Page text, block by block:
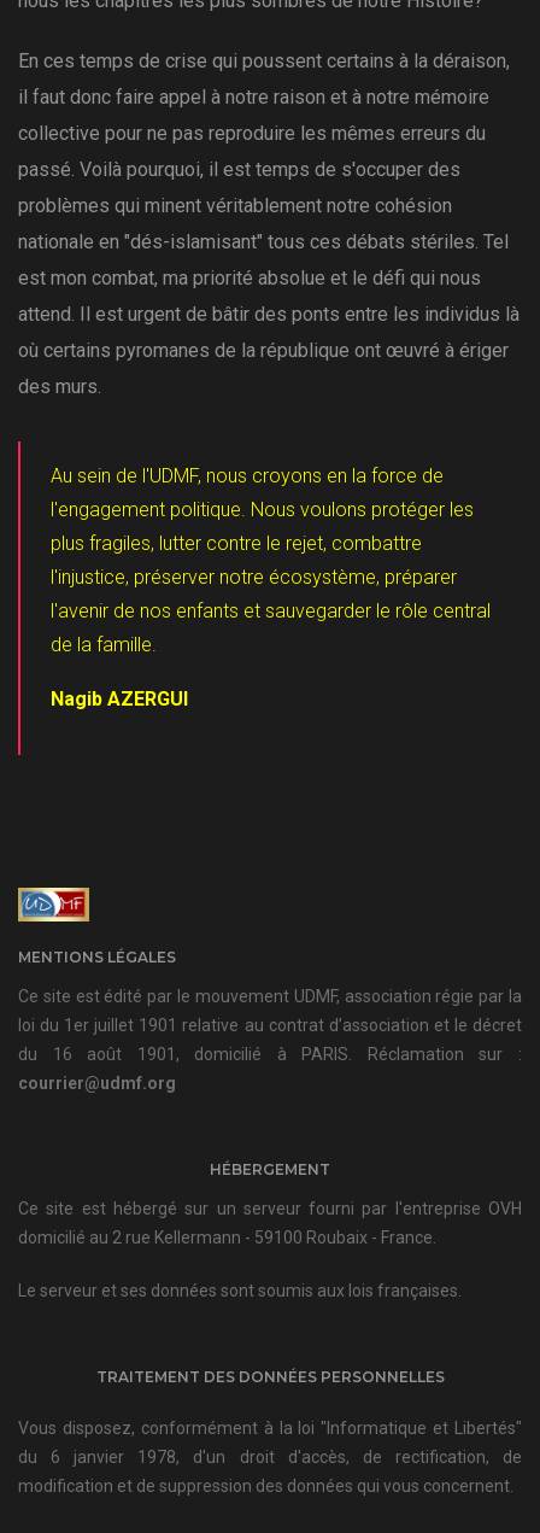
En ces temps de crise qui poussent certains à la déraison,
il faut donc faire appel à notre raison et à notre mémoire
collective pour ne pas reproduire les mêmes erreurs du
passé. Voilà pourquoi, il est temps de s'occuper des
problèmes qui minent véritablement notre cohésion
nationale en "dés-islamisant" tous ces débats stériles. Tel
est mon combat, ma priorité absolue et le défi qui nous
attend. Il est urgent de bâtir des ponts entre les individus là
où certains pyromanes de la république ont œuvré à ériger
des murs.
Au sein de l'UDMF, nous croyons en la force de
l'engagement politique. Nous voulons protéger les
plus fragiles, lutter contre le rejet, combattre
l'injustice, préserver notre écosystème, préparer
l'avenir de nos enfants et sauvegarder le rôle central
de la famille.
Nagib AZERGUI
MENTIONS LÉGALES
Ce site est édité par le mouvement UDMF, association régie par la
loi du 1er juillet 1901 relative au contrat d’association et le décret
du 16 août 1901, domicilié à PARIS. Réclamation sur :
courrier@udmf.org
HÉBERGEMENT
Ce site est hébergé sur un serveur fourni par l'entreprise OVH
domicilié au 2 rue Kellermann - 59100 Roubaix - France.
Le serveur et ses données sont soumis aux lois françaises.
TRAITEMENT DES DONNÉES PERSONNELLES
Vous disposez, conformément à la loi "Informatique et Libertés"
du 6 janvier 1978, d'un droit d'accès, de rectification, de
modification et de suppression des données qui vous concernent.